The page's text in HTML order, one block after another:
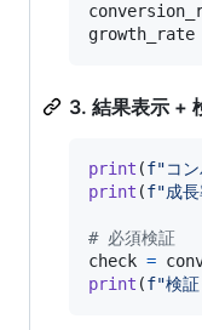
growth_rate
3. 結果表示 +
print (f"コン
print (f"成
# 必須検証
check =
print (f"検